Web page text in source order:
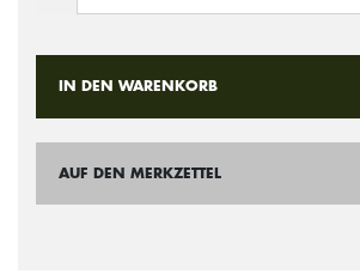
IN DEN WARENKORB
AUF DEN MERKZETTEL